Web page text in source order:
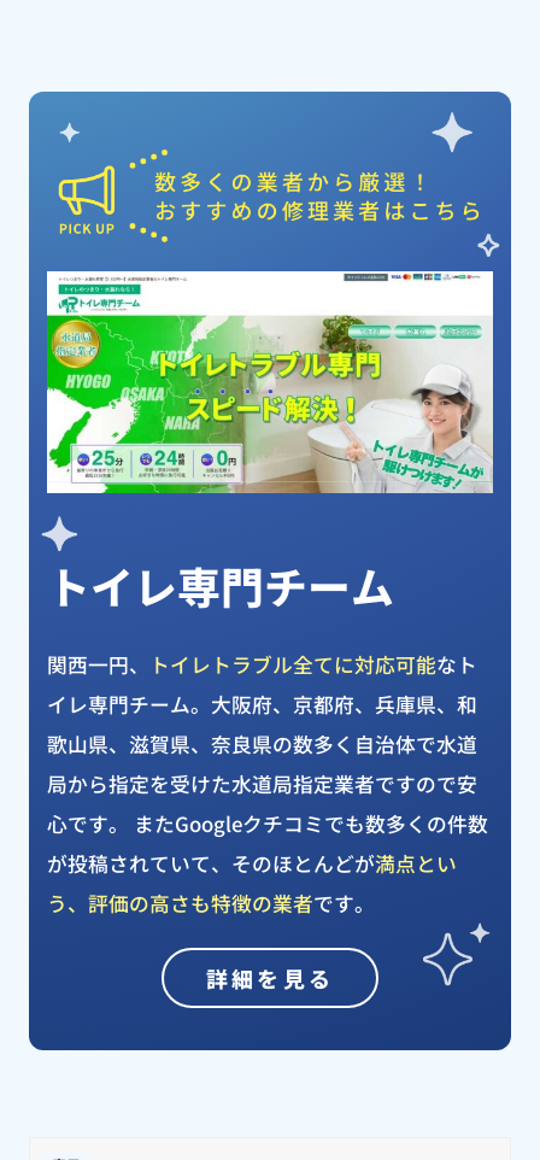
ピックアップ業者
トイレ専門チーム
関西一円、 トイレトラブル全てに対応可能なト
イレ専門チーム。大阪府、京都府、兵庫県、和
歌山県、滋賀県、奈良県の数多く自治体で水道
局から指定を受けた水道局指定業者ですので安
心です。 またGoogleクチコミでも数多くの件数
が投稿されていて、そのほとんどが満点とい
う、評価の高さも特徴の業者です。
詳細を見る